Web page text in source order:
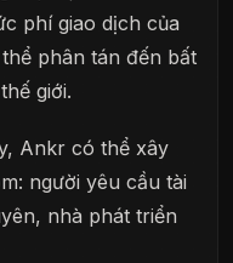
phí giao dịch của
phân tán đến bất
giới.
Ankr có thể xây
người yêu cầu tài
nhà phát triển